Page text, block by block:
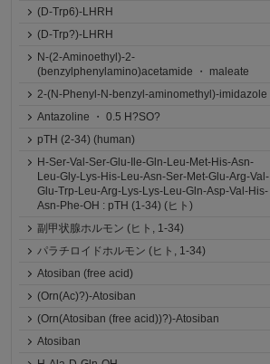
(D-Trp6)-LHRH
(D-Trp?)-LHRH
N-(2-Aminoethyl)-2-
(benzylphenylamino)acetamide ・ maleate
2-(N-Phenyl-N-benzyl-aminomethyl)-imidazole
Antazoline ・ 0.5 H?SO?
pTH (2-34) (human)
H-Ser-Val-Ser-Glu-Ile-Gln-Leu-Met-His-Asn-
Leu-Gly-Lys-His-Leu-Asn-Ser-Met-Glu-Arg-Val-
Glu-Trp-Leu-Arg-Lys-Lys-Leu-Gln-Asp-Val-His-
Asn-Phe-OH : pTH (1-34) (ヒト)
副甲状腺ホルモン (ヒト, 1-34)
パラチロイドホルモン (ヒト, 1-34)
Atosiban (free acid)
(Orn(Ac)?)-Atosiban
(Orn(Atosiban (free acid))?)-Atosiban
Atosiban